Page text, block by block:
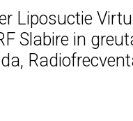
Liposuctie
Slabire in